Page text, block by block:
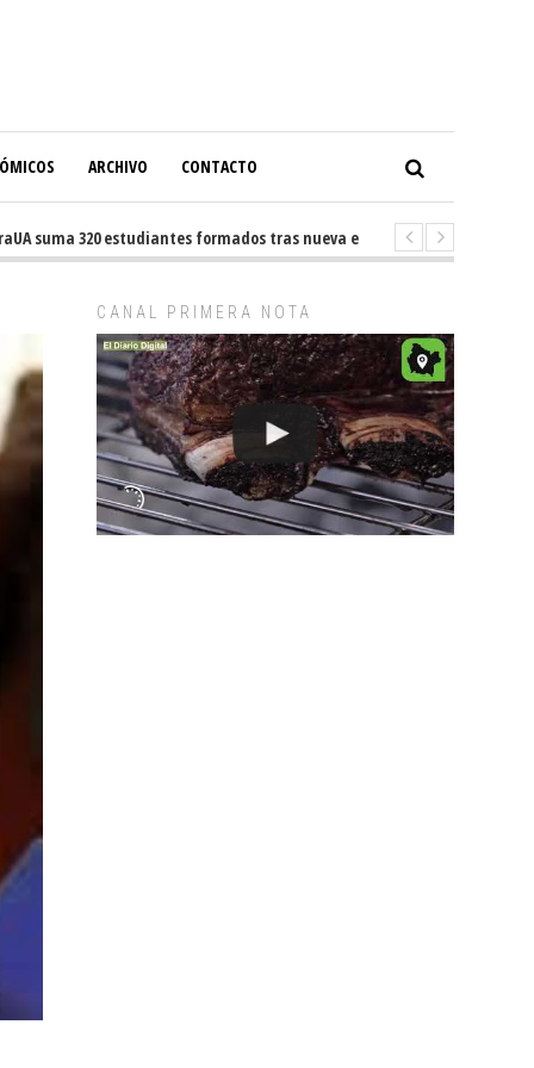
ARCHIVO CONTACTO
suma 320 estudiantes formados tras nueva experiencia internacional en
CANAL PRIMERA NOTA